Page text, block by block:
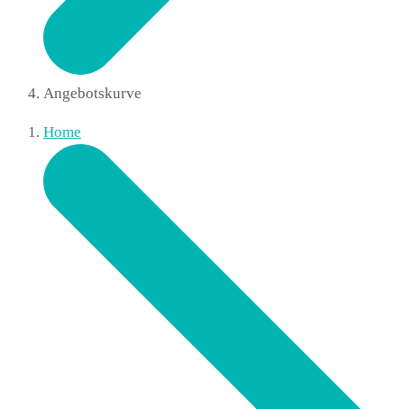
Angebotskurve
Home